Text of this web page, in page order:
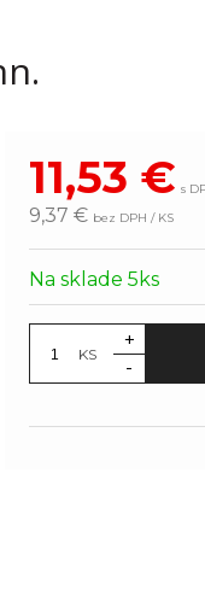
11,53 € s
9,37 € bez DPH / KS
Na sklade 5ks
KS
+
-